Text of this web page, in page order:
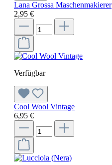
Lana Grossa Maschenmakierer
2,95 €
Verfügbar
Cool Wool Vintage
6,95 €